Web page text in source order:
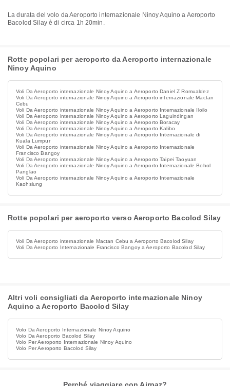
La durata del volo da Aeroporto internazionale Ninoy Aquino a Aeroporto
Bacolod Silay è di circa 1h 20min.
Rotte popolari per aeroporto da Aeroporto internazionale
Ninoy Aquino
Voli Da Aeroporto internazionale Ninoy Aquino a Aeroporto Daniel Z Romualdez
Voli Da Aeroporto internazionale Ninoy Aquino a Aeroporto internazionale Mactan
Cebu
Voli Da Aeroporto internazionale Ninoy Aquino a Aeroporto Internazionale Iloilo
Voli Da Aeroporto internazionale Ninoy Aquino a Aeroporto Laguindingan
Voli Da Aeroporto internazionale Ninoy Aquino a Aeroporto Boracay
Voli Da Aeroporto internazionale Ninoy Aquino a Aeroporto Kalibo
Voli Da Aeroporto internazionale Ninoy Aquino a Aeroporto Internazionale di
Kuala Lumpur
Voli Da Aeroporto internazionale Ninoy Aquino a Aeroporto Internazionale
Francisco Bangoy
Voli Da Aeroporto internazionale Ninoy Aquino a Aeroporto Taipei Taoyuan
Voli Da Aeroporto internazionale Ninoy Aquino a Aeroporto Internazionale Bohol
Panglao
Voli Da Aeroporto internazionale Ninoy Aquino a Aeroporto Internazionale
Kaohsiung
Rotte popolari per aeroporto verso Aeroporto Bacolod Silay
Voli Da Aeroporto internazionale Mactan Cebu a Aeroporto Bacolod Silay
Voli Da Aeroporto Internazionale Francisco Bangoy a Aeroporto Bacolod Silay
Altri voli consigliati da Aeroporto internazionale Ninoy
Aquino a Aeroporto Bacolod Silay
Volo Da Aeroporto Internazionale Ninoy Aquino
Volo Da Aeroporto Bacolod Silay
Volo Per Aeroporto Internazionale Ninoy Aquino
Volo Per Aeroporto Bacolod Silay